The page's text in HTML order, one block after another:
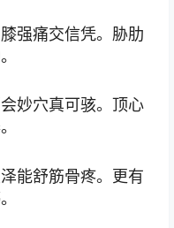
强痛交信凭。胁肋
妙穴真可骇。顶心
能舒筋骨疼。更有